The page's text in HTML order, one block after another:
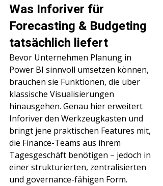
Was Inforiver für
Forecasting & Budgeting
tatsächlich liefert
Bevor Unternehmen Planung in
Power BI sinnvoll umsetzen können,
brauchen sie Funktionen, die über
klassische Visualisierungen
hinausgehen. Genau hier erweitert
Inforiver den Werkzeugkasten und
bringt jene praktischen Features mit,
die Finance-Teams aus ihrem
Tagesgeschäft benötigen – jedoch in
einer strukturierten, zentralisierten
und governance-fähigen Form.